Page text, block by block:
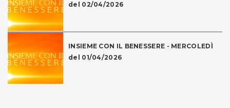
del 02/04/2026
INSIEME CON IL BENESSERE - MERCOLEDÌ
del 01/04/2026